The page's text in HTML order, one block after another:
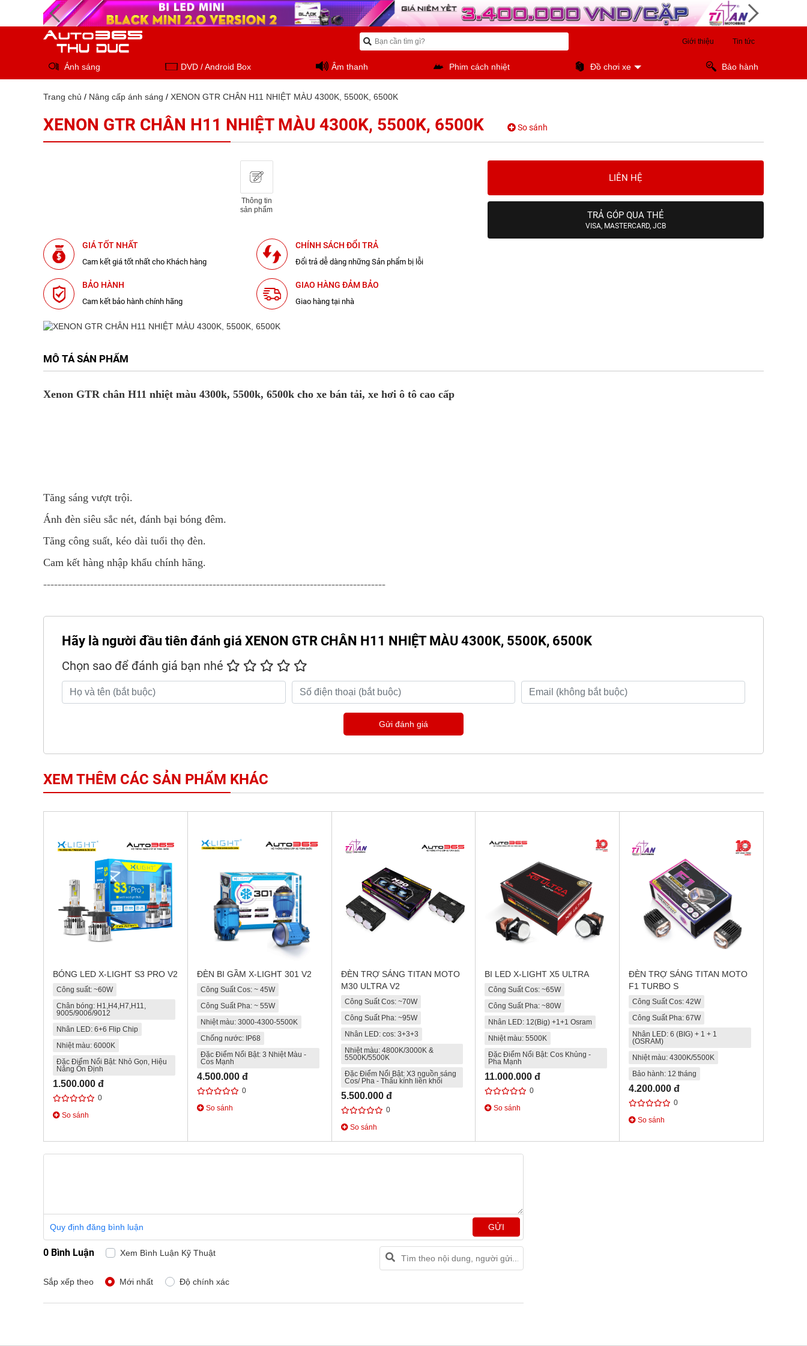
Giới thiệu Tin tức
Ánh sáng DVD / Android Box Âm thanh Phim cách nhiệt Đồ chơi xe Bảo hành
Trang chủ / Nâng cấp ánh sáng / XENON GTR CHÂN H11 NHIỆT MÀU 4300K, 5500K, 6500K
XENON GTR CHÂN H11 NHIỆT MÀU 4300K, 5500K, 6500K So sánh
Thông tin
sản phẩm
GIÁ TỐT NHẤT
Cam kết giá tốt nhất cho Khách hàng
CHÍNH SÁCH ĐỔI TRẢ
Đổi trả dễ dàng những Sản phẩm bị lỗi
BẢO HÀNH
Cam kết bảo hành chính hãng
GIAO HÀNG ĐẢM BẢO
Giao hàng tại nhà
LIÊN HỆ
TRẢ GÓP QUA THẺ
VISA, MASTERCARD, JCB
MÔ TẢ SẢN PHẨM
Xenon GTR chân H11 nhiệt màu 4300k, 5500k, 6500k cho xe bán tải, xe hơi ô tô cao cấp
Tăng sáng vượt trội.
Ánh đèn siêu sắc nét, đánh bại bóng đêm.
Tăng công suất, kéo dài tuổi thọ đèn.
Cam kết hàng nhập khẩu chính hãng.
-----------------------------------------------------------------------------------------------
Hãy là người đầu tiên đánh giá XENON GTR CHÂN H11 NHIỆT MÀU 4300K, 5500K, 6500K
Chọn sao để đánh giá bạn nhé
Gửi đánh giá
XEM THÊM CÁC SẢN PHẨM KHÁC
BÓNG LED X-LIGHT S3 PRO V2
Công suất: ~60W
Chân bóng: H1,H4,H7,H11,
9005/9006/9012
Nhân LED: 6+6 Flip Chip
Nhiệt màu: 6000K
Đặc Điểm Nổi Bật: Nhỏ Gọn, Hiệu
Năng Ổn Định
1.500.000 đ
0
So sánh
ĐÈN BI GẦM X-LIGHT 301 V2
Công Suất Cos: ~ 45W
Công Suất Pha: ~ 55W
Nhiệt màu: 3000-4300-5500K
Chống nước: IP68
Đặc Điểm Nổi Bật: 3 Nhiệt Màu -
Cos Mạnh
4.500.000 đ
0
So sánh
ĐÈN TRỢ SÁNG TITAN MOTO
M30 ULTRA V2
Công Suất Cos: ~70W
Công Suất Pha: ~95W
Nhân LED: cos: 3+3+3
Nhiệt màu: 4800K/3000K &
5500K/5500K
Đặc Điểm Nổi Bật: X3 nguồn sáng
Cos/ Pha - Thấu kính liền khối
5.500.000 đ
0
So sánh
BI LED X-LIGHT X5 ULTRA
Công Suất Cos: ~65W
Công Suất Pha: ~80W
Nhân LED: 12(Big) +1+1 Osram
Nhiệt màu: 5500K
Đặc Điểm Nổi Bật: Cos Khủng -
Pha Mạnh
11.000.000 đ
0
So sánh
ĐÈN TRỢ SÁNG TITAN MOTO
F1 TURBO S
Công Suất Cos: 42W
Công Suất Pha: 67W
Nhân LED: 6 (BIG) + 1 + 1
(OSRAM)
Nhiệt màu: 4300K/5500K
Bảo hành: 12 tháng
4.200.000 đ
0
So sánh
Quy định đăng bình luận GỬI
0 Bình Luận Xem Bình Luận Kỹ Thuật
Sắp xếp theo Mới nhất Độ chính xác